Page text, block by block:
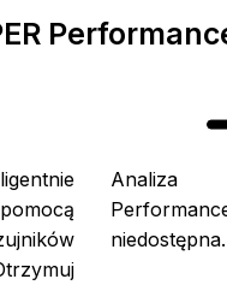
Analiza
niedostępna.